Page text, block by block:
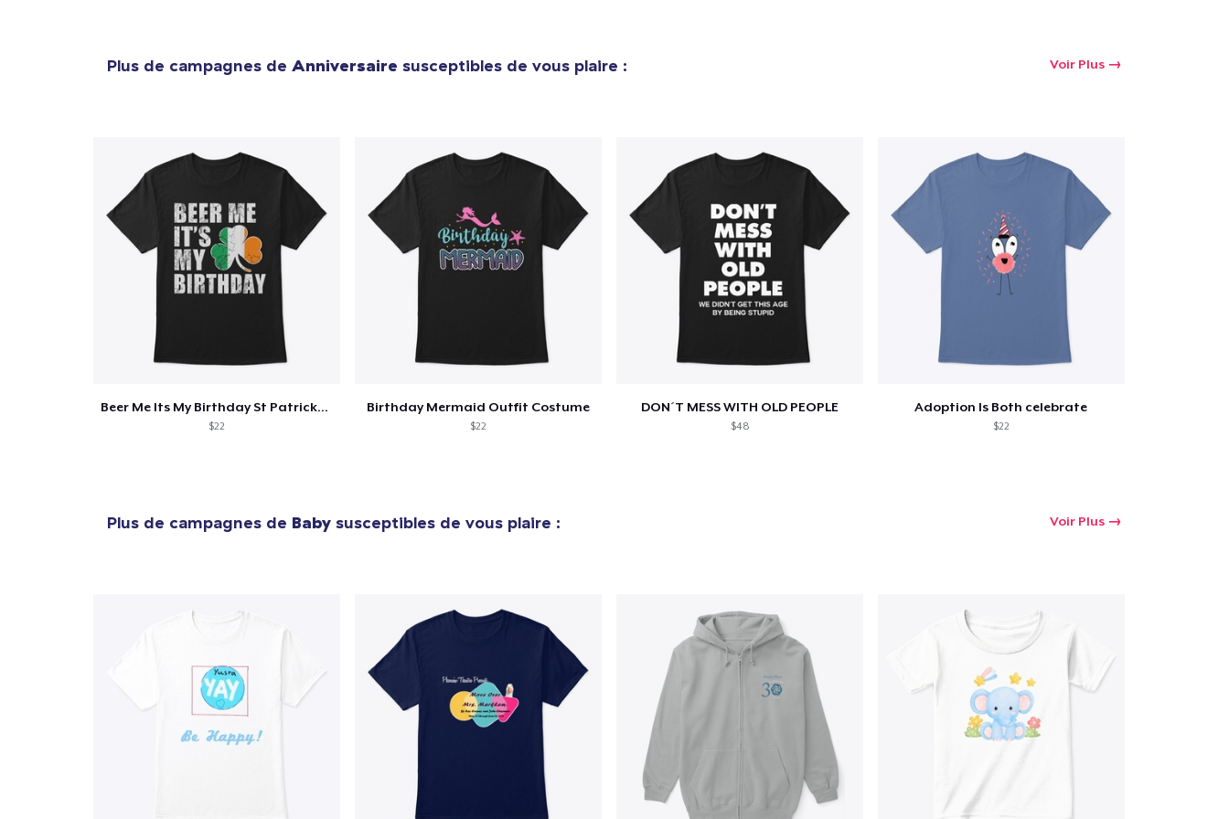
Plus de campagnes de Anniversaire susceptibles de vous plaire : Voir Plus
Beer Me Its My Birthday St Patricks Day
$22
Birthday Mermaid Outfit Costume
$22
DON´T MESS WITH OLD PEOPLE
$48
Adoption Is Both celebrate
$22
Plus de campagnes de Baby susceptibles de vous plaire : Voir Plus